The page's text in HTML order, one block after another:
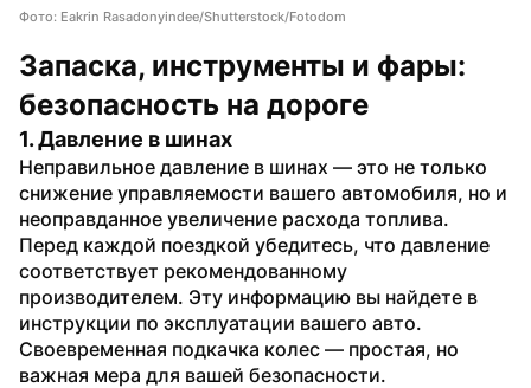
Фото: Eakrin Rasadonyindee/Shutterstock/Fotodom
Запаска, инструменты и фары:
безопасность на дороге
1. Давление в шинах
Неправильное давление в шинах — это не только
снижение управляемости вашего автомобиля, но и
неоправданное увеличение расхода топлива.
Перед каждой поездкой убедитесь, что давление
соответствует рекомендованному
производителем. Эту информацию вы найдете в
инструкции по эксплуатации вашего авто.
Своевременная подкачка колес — простая, но
важная мера для вашей безопасности.